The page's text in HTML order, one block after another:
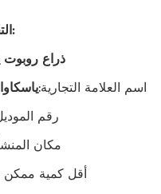
التخصيص:
ذراع روبوت
اسم العلامة التجارية:
رقم
مكان
أقل كمية ممكن